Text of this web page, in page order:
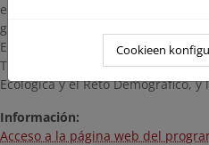
el primer cuatrimestre de 2023.
gracias a la financiación de la
EU, a través del PIMA
Transformación y Resiliencia
Ecológica y el Reto Demográfico,
Información:
Acceso a la página web del
Cookieen